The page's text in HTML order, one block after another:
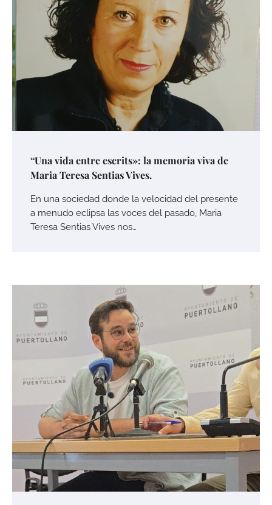
“Una vida entre escrits»: la memoria viva de
Maria Teresa Sentias Vives.
En una sociedad donde la velocidad del presente
a menudo eclipsa las voces del pasado, Maria
Teresa Sentias Vives nos…